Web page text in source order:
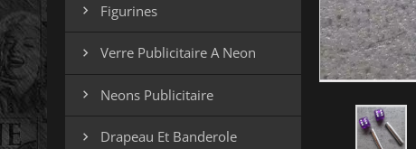
 Figurines
 Verre Publicitaire A Neon
 Neons Publicitaire
 Drapeau Et Banderole